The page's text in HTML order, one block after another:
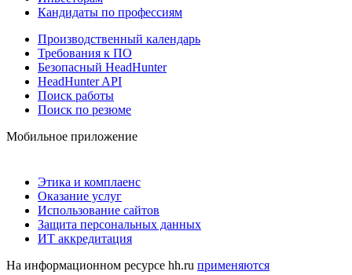
Кандидаты по профессиям
Производственный календарь
Требования к ПО
Безопасный HeadHunter
HeadHunter API
Поиск работы
Поиск по резюме
Мобильное приложение
Этика и комплаенс
Оказание услуг
Использование сайтов
Защита персональных данных
ИТ аккредитация
На информационном ресурсе hh.ru применяются